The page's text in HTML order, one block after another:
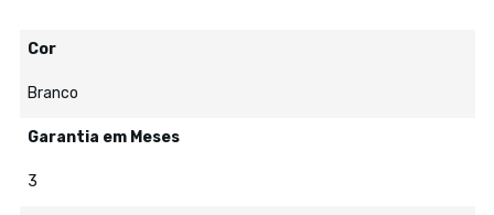
Cor
Branco
Garantia em Meses
3